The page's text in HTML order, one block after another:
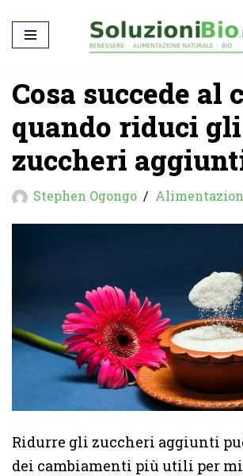
Vai
contenuto
Cosa succede al
quando riduci gli
zuccheri
Stephen Ogongo
Ridurre gli zuccheri aggiunti
dei cambiamenti più utili per